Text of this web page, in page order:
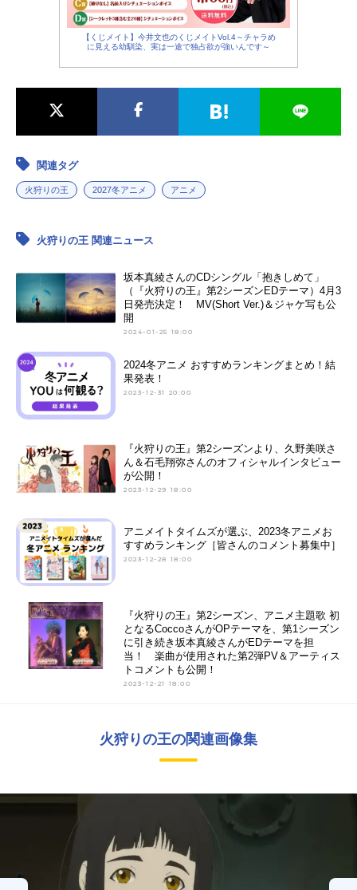
【くじメイト】今井文也のくじメイトVol.4～チャラめ
に見える幼馴染、実は一途で独占欲が強いんです～
関連タグ
火狩りの王 2027冬アニメ アニメ
火狩りの王 関連ニュース
坂本真綾さんのCDシングル「抱きしめて」
（『火狩りの王』第2シーズンEDテーマ）4月3
日発売決定！ MV(Short Ver.)＆ジャケ写も公
開
2024-01-25 18:00
2024冬アニメ おすすめランキングまとめ！結
果発表！
2023-12-31 20:00
『火狩りの王』第2シーズンより、久野美咲さ
ん＆石毛翔弥さんのオフィシャルインタビュー
が公開！
2023-12-29 18:00
アニメイトタイムズが選ぶ、2023冬アニメお
すすめランキング［皆さんのコメント募集中］
2023-12-28 18:00
『火狩りの王』第2シーズン、アニメ主題歌 初
となるCoccoさんがOPテーマを、第1シーズン
に引き続き坂本真綾さんがEDテーマを担
当！ 楽曲が使用された第2弾PV＆アーティス
トコメントも公開！
2023-12-21 18:00
火狩りの王の関連画像集